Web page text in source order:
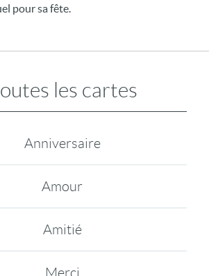
pour sa fête.
les cartes
Anniversaire
Amour
Amitié
Merci